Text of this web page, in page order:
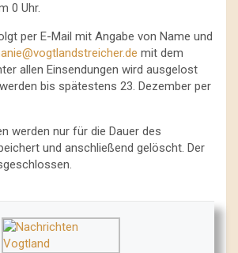
0 Uhr.
per E-Mail mit Angabe von Name und
mit dem
allen Einsendungen wird ausgelost
bis spätestens 23. Dezember per
werden nur für die Dauer des
und anschließend gelöscht. Der